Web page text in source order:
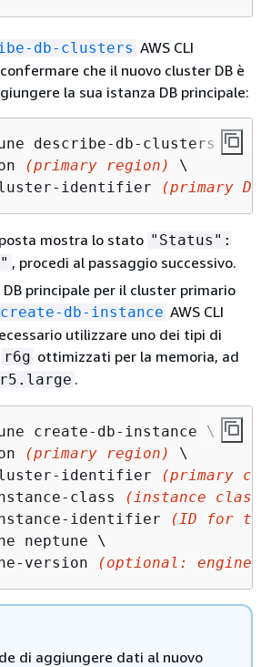
db-clusters AWS CLI
che il nuovo cluster DB è
la sua istanza DB principale:
describe-db-clusters \
(primary region)
\
identifier
(primary
mostra lo stato "Status":
, procedi al passaggio successivo.
principale per il cluster primario
create-db-instance AWS CLI
utilizzare uno dei tipi di
r6g ottimizzati per la memoria, ad
.
create-db-instance \
(primary region)
\
identifier
(primary
class
(instance class)
identifier
(ID for the
neptune \
version
(optional: engine
di aggiungere dati al nuovo